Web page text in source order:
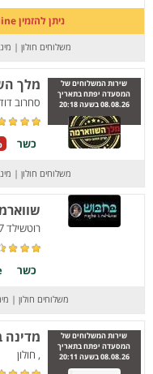
ניתן להזמין online לשעה 11:00 ב-09.08.26
משלוחים חולון | מינ'
שירות המשלוחים של
המסעדה יפתח בתאריך
08.08.26 בשעה 20:18
מלך
סחרוב דוד 21, ראשון
כשר
משלוחים חולון | מינ'
רוטשילד 27, בת ים
כשר
משלוחים חולון |
שירות המשלוחים של
המסעדה יפתח בתאריך
08.08.26 בשעה 20:11
מדינה
, חולון